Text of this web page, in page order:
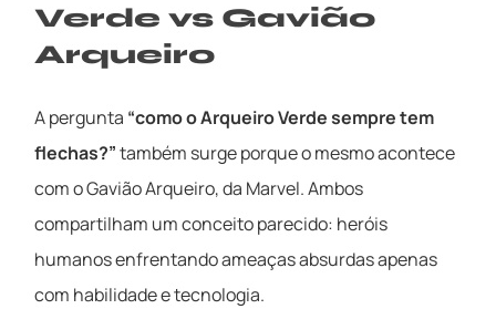
Verde vs Gavião
Arqueiro
A pergunta “como o Arqueiro Verde sempre tem
flechas?”também surge porque o mesmo acontece
com o Gavião Arqueiro, da Marvel. Ambos
compartilham um conceito parecido: heróis
humanos enfrentando ameaças absurdas apenas
com habilidade e tecnologia.